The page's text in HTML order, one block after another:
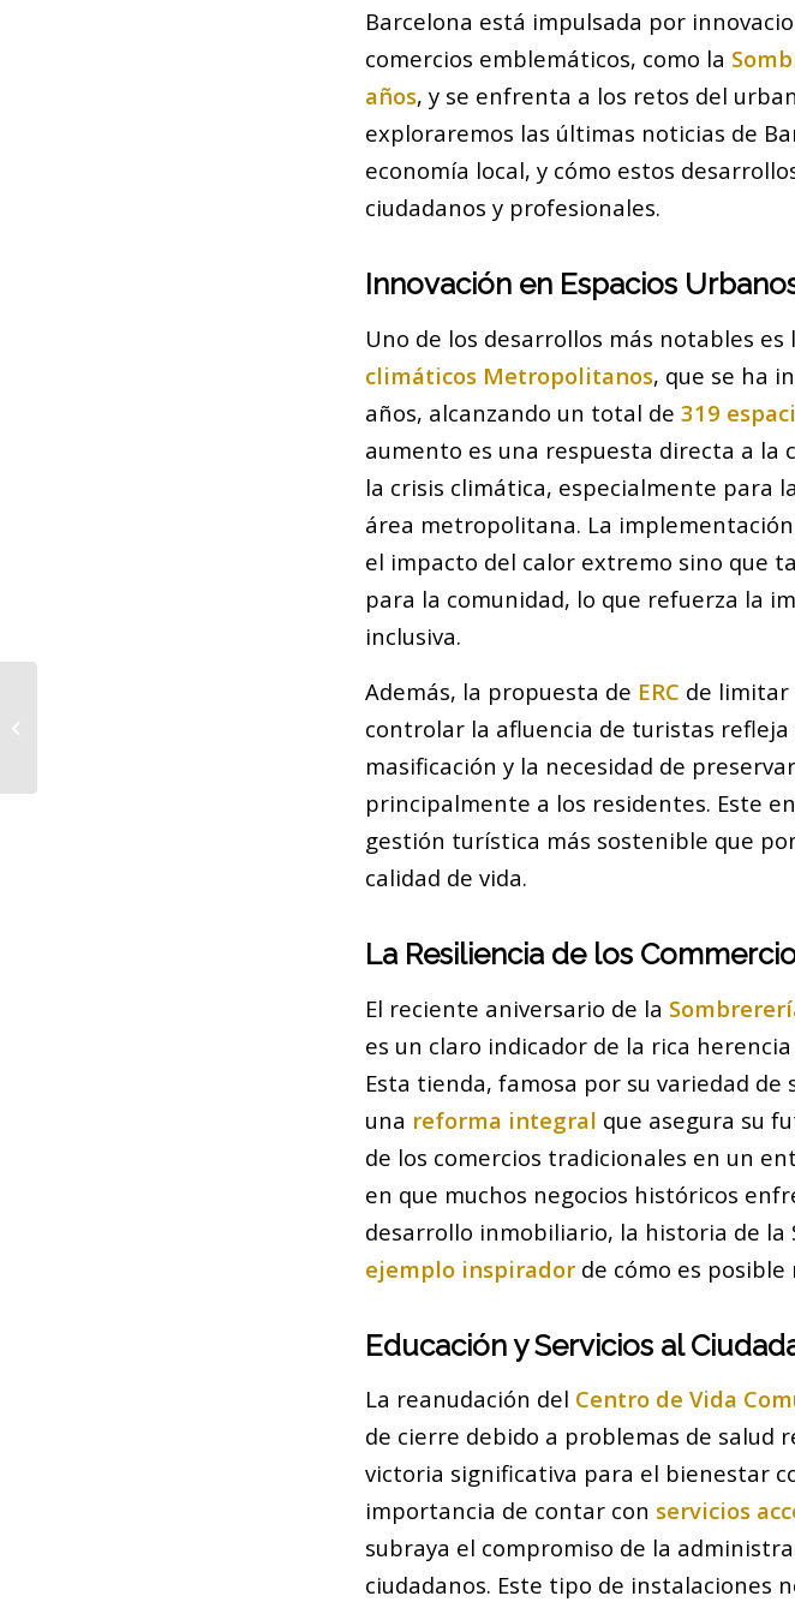
Barcelona está impulsada por
comercios emblemáticos, como la
años, y se enfrenta a los retos del
exploraremos las últimas noticias de
economía local, y cómo estos
ciudadanos y profesionales.
Innovación en Espacios
Uno de los desarrollos más notables
climáticos Metropolitanos, que se ha
años, alcanzando un total de 319
aumento es una respuesta directa a la
la crisis climática, especialmente para
área metropolitana. La
el impacto del calor extremo sino que
para la comunidad, lo que refuerza la
inclusiva.
Además, la propuesta de ERC de limitar
controlar la afluencia de turistas
masificación y la necesidad de
principalmente a los residentes. Este
gestión turística más sostenible que
calidad de vida.
La Resiliencia de los
El reciente aniversario de la
es un claro indicador de la rica
Esta tienda, famosa por su variedad
una reforma integral que asegura su
de los comercios tradicionales en un
en que muchos negocios históricos
desarrollo inmobiliario, la historia de
ejemplo inspiradorde cómo es posible
Educación y Servicios al
La reanudación del Centro de Vida
de cierre debido a problemas de salud
victoria significativa para el bienestar
importancia de contar con servicios
subraya el compromiso de la
ciudadanos. Este tipo de instalaciones